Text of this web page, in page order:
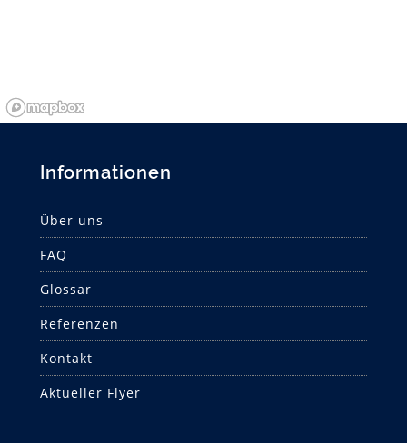
Informationen
Über uns
FAQ
Glossar
Referenzen
Kontakt
Aktueller Flyer